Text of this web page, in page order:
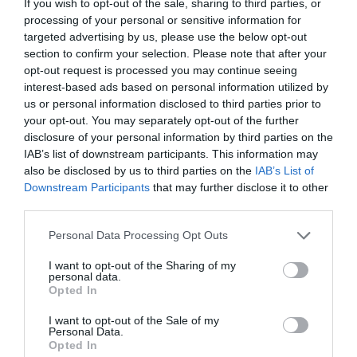
If you wish to opt-out of the sale, sharing to third parties, or
processing of your personal or sensitive information for
targeted advertising by us, please use the below opt-out
section to confirm your selection. Please note that after your
opt-out request is processed you may continue seeing
interest-based ads based on personal information utilized by
us or personal information disclosed to third parties prior to
your opt-out. You may separately opt-out of the further
disclosure of your personal information by third parties on the
IAB’s list of downstream participants. This information may
also be disclosed by us to third parties on the IAB’s List of
Downstream Participants that may further disclose it to other
Personal Data Processing Opt Outs
I want to opt-out of the Sharing of my
personal data.
Opted In
I want to opt-out of the Sale of my
Personal Data.
Opted In
Els inconvenients per a Hongria d’entrar a l’euro
passen per la pèrdua de la política monetària
pròpia, és a dir, de la capacitat de fixar
individualment el tipus d’interès. El canvi de
moneda també pot comportar un augment del
cost de la vida, tal com s’ha observat en altres
països quan han passat per aquest procés de
transició. Finalment, l’adopció d’una moneda forta
com l’euro pot accelerar les tensions dels sectors
econòmics menys competitius.
Vista, però, l’experiència recent de les crisis de la
covid i de la guerra d’Ucraïna, els avantatges de
l’euro clarament pesen més que els inconvenients
per al nou govern hongarès.